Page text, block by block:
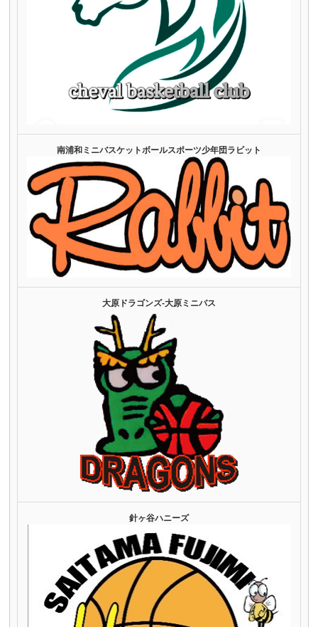
南浦和ミニバスケットボールスポーツ少年団ラビット
大原ドラゴンズ‐大原ミニバス
針ヶ谷ハニーズ